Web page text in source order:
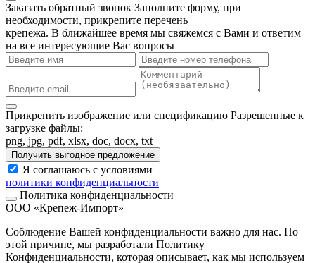
Заказать обратный звонок Заполните форму, при
необходимости, прикрепите перечень
крепежа. В ближайшее время мы свяжемся с Вами и ответим
на все интересующие Вас вопросы
Прикрепить изображение или спецификацию Разрешенные к
загрузке файлы:
png, jpg, pdf, xlsx, doc, docx, txt
Получить выгодное предложение
Я соглашаюсь с условиями
политики конфиденциальности
Политика конфиденциальности
ООО «Крепеж-Импорт»
Соблюдение Вашей конфиденциальности важно для нас. По
этой причине, мы разработали Политику
Конфиденциальности, которая описывает, как мы используем